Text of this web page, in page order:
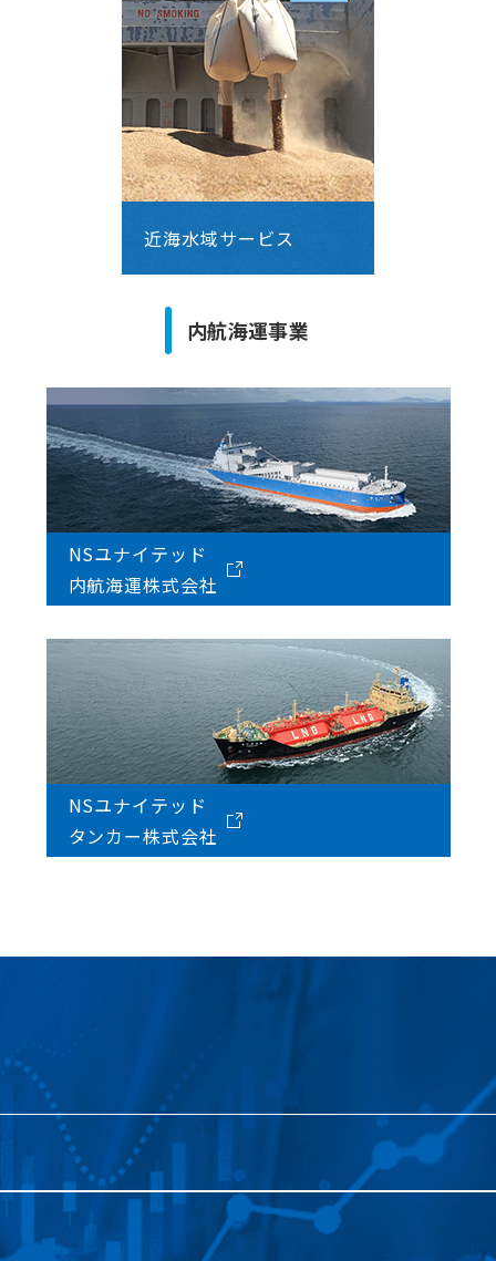
近海水域サービス
内航海運事業
NSユナイテッド
内航海運株式会社
NSユナイテッド
タンカー株式会社